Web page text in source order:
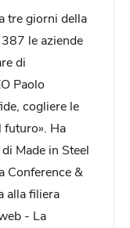
tre giorni della
le aziende
di
Paolo
cogliere le
Ha
Made in Steel
Conference &
alla filiera
- La